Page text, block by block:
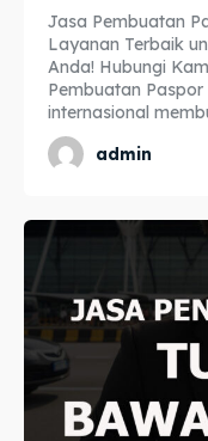
Jasa Pembuatan
Layanan Terbaik
Anda! Hubungi Kami
Pembuatan
internasional
admin